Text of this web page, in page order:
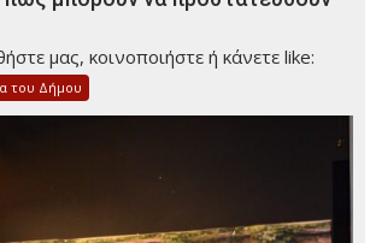
μας, κοινοποιήστε ή κάνετε like:
του Δήμου